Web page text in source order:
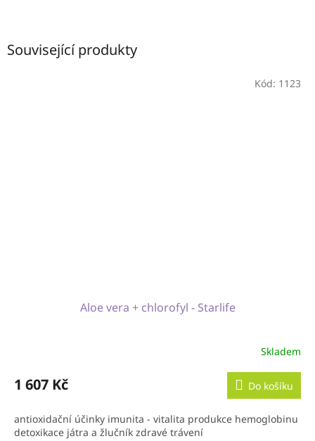
Související produkty
Aloe vera + chlorofyl - Starlife
Skladem
1 607 Kč Do košíku
antioxidační účinky imunita - vitalita produkce hemoglobinu
detoxikace játra a žlučník zdravé trávení
Kód: 1123